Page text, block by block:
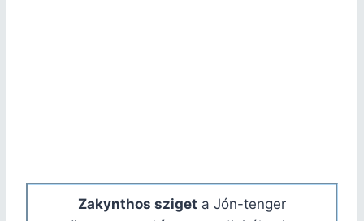
Zakynthos sziget a Jón-tenger